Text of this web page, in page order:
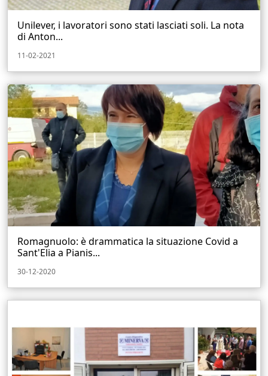
Unilever, i lavoratori sono stati lasciati soli. La nota
di Anton...
11-02-2021
Romagnuolo: è drammatica la situazione Covid a
Sant'Elia a Pianis...
30-12-2020